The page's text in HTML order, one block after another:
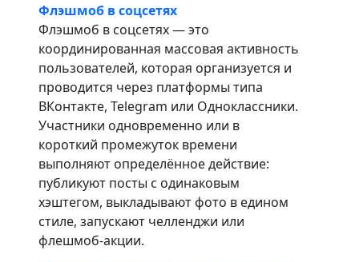
Флэшмоб в соцсетях
Флэшмоб в соцсетях — это
координированная массовая активность
пользователей, которая организуется и
проводится через платформы типа
ВКонтакте, Telegram или Одноклассники.
Участники одновременно или в
короткий промежуток времени
выполняют определённое действие:
публикуют посты с одинаковым
хэштегом, выкладывают фото в едином
стиле, запускают челленджи или
флешмоб-акции.